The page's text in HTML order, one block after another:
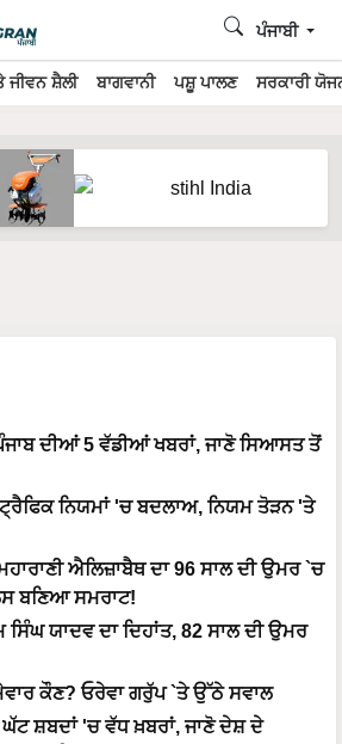
ਸ਼ੈਲੀ ਬਾਗਵਾਨੀ ਪਸ਼ੂ ਪਾਲਣ ਸਰਕਾਰੀ
ਪੰਜਾਬੀ
ਦੀਆਂ 5 ਵੱਡੀਆਂ ਖਬਰਾਂ, ਜਾਣੋ ਸਿਆਸਤ ਤੋਂ
ਨਿਯਮਾਂ 'ਚ ਬਦਲਾਅ, ਨਿਯਮ ਤੋੜਨ 'ਤੇ
ਐਲਿਜ਼ਾਬੈਥ ਦਾ 96 ਸਾਲ ਦੀ ਉਮਰ `ਚ
ਬਣਿਆ ਸਮਰਾਟ!
ਸਿੰਘ ਯਾਦਵ ਦਾ ਦਿਹਾਂਤ, 82 ਸਾਲ ਦੀ ਉਮਰ
ਕੌਣ? ਓਰੇਵਾ ਗਰੁੱਪ `ਤੇ ਉੱਠੇ ਸਵਾਲ
ਸ਼ਬਦਾਂ 'ਚ ਵੱਧ ਖ਼ਬਰਾਂ, ਜਾਣੋ ਦੇਸ਼ ਦੇ